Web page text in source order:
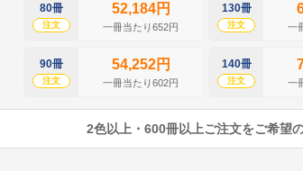
80冊
注文
52,184円
一冊当たり652円
90冊
注文
54,252円
一冊当たり602円
130冊
注文 一
140冊
注文 一
2色以上・600冊以上ご注文をご希望